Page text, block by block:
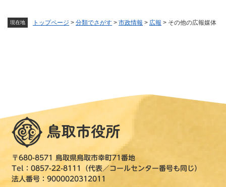
現在地 トップページ > 分類でさがす > 市政情報 > 広報 > その他の広報媒体
〒680-8571 鳥取県鳥取市幸町71番地
Tel：0857-22-8111（代表／コールセンター番号も同じ）
法人番号：9000020312011